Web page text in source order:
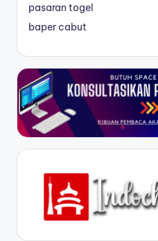
pasaran togel
baper cabut